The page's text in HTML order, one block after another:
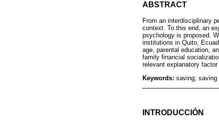
ABSTRACT
From an interdisciplinary
context. To this end, an
psychology is proposed.
institutions in Quito,
age, parental education,
family financial
relevant explanatory
Keywords: saving; saving
INTRODUCCIÓN